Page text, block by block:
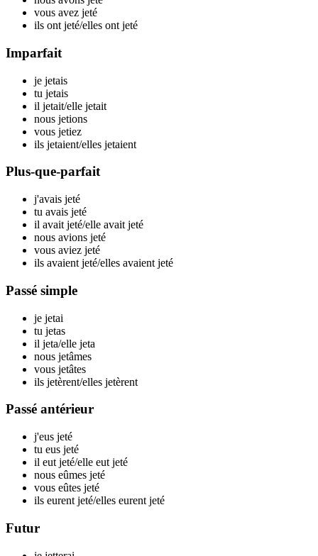
vous avez jeté
ils ont jeté/elles ont jeté
Imparfait
je jetais
tu jetais
il jetait/elle jetait
nous jetions
vous jetiez
ils jetaient/elles jetaient
Plus-que-parfait
j'avais jeté
tu avais jeté
il avait jeté/elle avait jeté
nous avions jeté
vous aviez jeté
ils avaient jeté/elles avaient jeté
Passé simple
je jetai
tu jetas
il jeta/elle jeta
nous jetâmes
vous jetâtes
ils jetèrent/elles jetèrent
Passé antérieur
j'eus jeté
tu eus jeté
il eut jeté/elle eut jeté
nous eûmes jeté
vous eûtes jeté
ils eurent jeté/elles eurent jeté
Futur